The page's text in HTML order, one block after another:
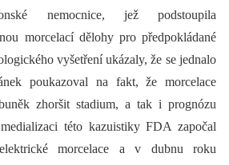
nemocnice, jež podstoupila
morcelací dělohy pro předpokládané
vyšetření ukázaly, že se jednalo
poukazoval na fakt, že morcelace
zhoršit stadium, a tak i prognózu
této kazuistiky FDA započal
morcelace a v dubnu roku